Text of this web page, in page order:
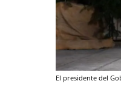
El presidente del